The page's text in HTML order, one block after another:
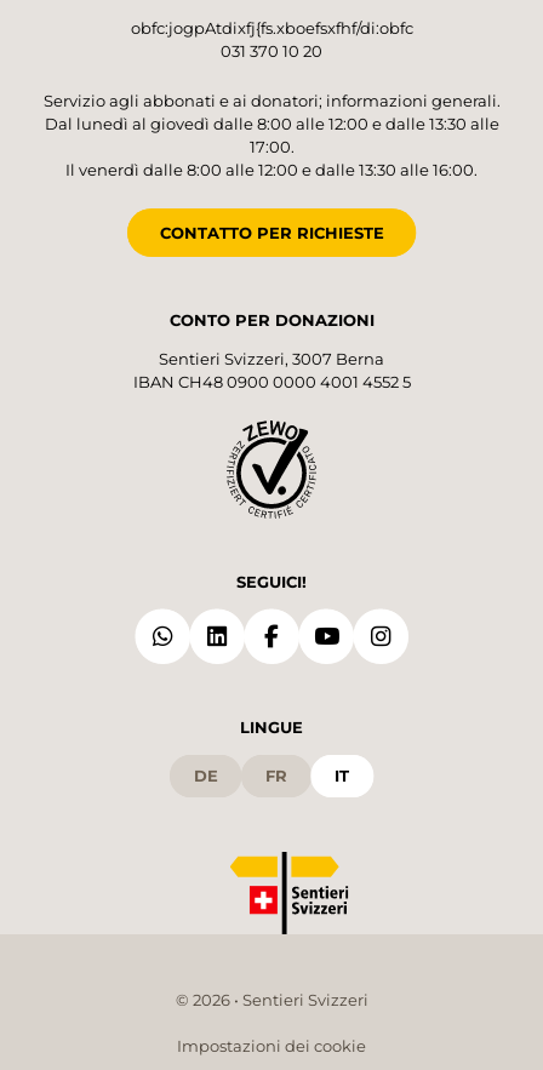
obfc:jogpAtdixfj{fs.xboefsxfhf/di:obfc
031 370 10 20
Servizio agli abbonati e ai donatori; informazioni generali.
Dal lunedì al giovedì dalle 8:00 alle 12:00 e dalle 13:30 alle
17:00.
Il venerdì dalle 8:00 alle 12:00 e dalle 13:30 alle 16:00.
CONTATTO PER RICHIESTE
CONTO PER DONAZIONI
Sentieri Svizzeri, 3007 Berna
IBAN CH48 0900 0000 4001 4552 5
SEGUICI!
LINGUE
DE FR IT
© 2026 • Sentieri Svizzeri
Impostazioni dei cookie